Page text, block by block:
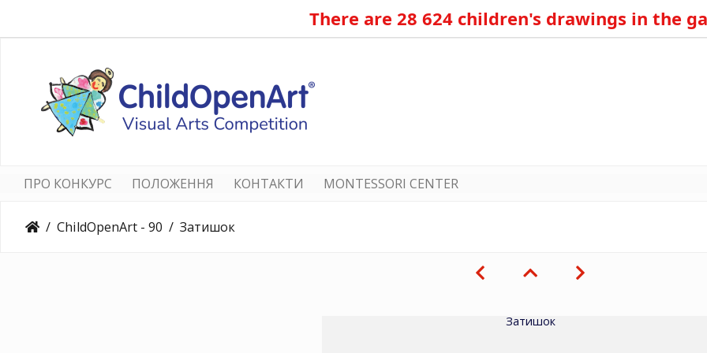
There are 28 624 children's drawings in the
ПРО КОНКУРС ПОЛОЖЕННЯ КОНТАКТИ MONTESSORI CENTER
ChildOpenArt - 90 Затишок
Затишок